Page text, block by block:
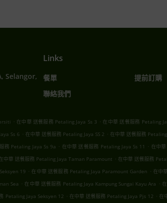
Selangor,
Links
餐單
提前訂購
聯絡我們
. 在中華 送餐服務 Petaling Jaya Ss 3 . 在中華 送餐服務 Petaling
Ss 6 . 在中華 送餐服務 Petaling Jaya SS 2 . 在中華 送餐服務
務 Petaling Jaya Ss 9a . 在中華 送餐服務 Petaling Jaya Ss 11 . 在中
中華 送餐服務 Petaling Jaya Taman Paramount . 在中華 送餐服務
19 . 在中華 送餐服務 Petaling Jaya Paramount Garden . 在中
Sea . 在中華 送餐服務 Petaling Jaya Kampung Sungai Kayu Ara .
Petaling Jaya Seksyen 12 . 在中華 送餐服務 Petaling Jaya Pjs 12 . 在